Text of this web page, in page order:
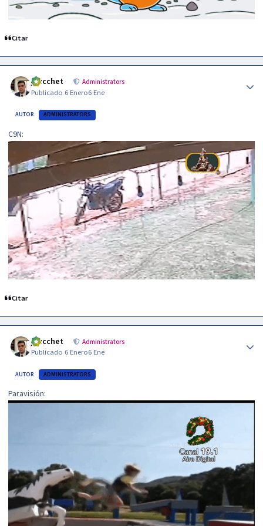
Citar
jzucchet Administrators
Publicado 6 Enero6 Ene
AUTOR ADMINISTRATORS
C9N:
Citar
jzucchet Administrators
Publicado 6 Enero6 Ene
AUTOR ADMINISTRATORS
Paravisión: